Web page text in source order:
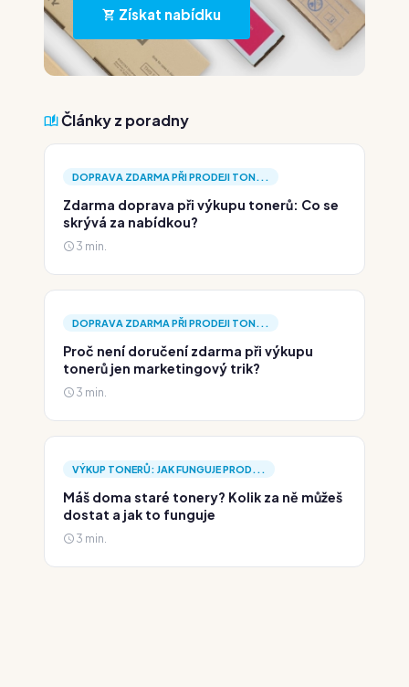
Získat nabídku
Články z poradny
DOPRAVA ZDARMA PŘI PRODEJI TON...
Zdarma doprava při výkupu tonerů: Co se
skrývá za nabídkou?
3 min.
DOPRAVA ZDARMA PŘI PRODEJI TON...
Proč není doručení zdarma při výkupu
tonerů jen marketingový trik?
3 min.
VÝKUP TONERŮ: JAK FUNGUJE PROD...
Máš doma staré tonery? Kolik za ně můžeš
dostat a jak to funguje
3 min.